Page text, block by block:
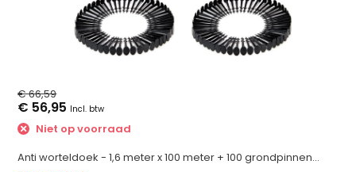
€ 66,59
€ 56,95 Incl. btw
Niet op voorraad
Anti worteldoek - 1,6 meter x 100 meter + 100 grondpinnen...